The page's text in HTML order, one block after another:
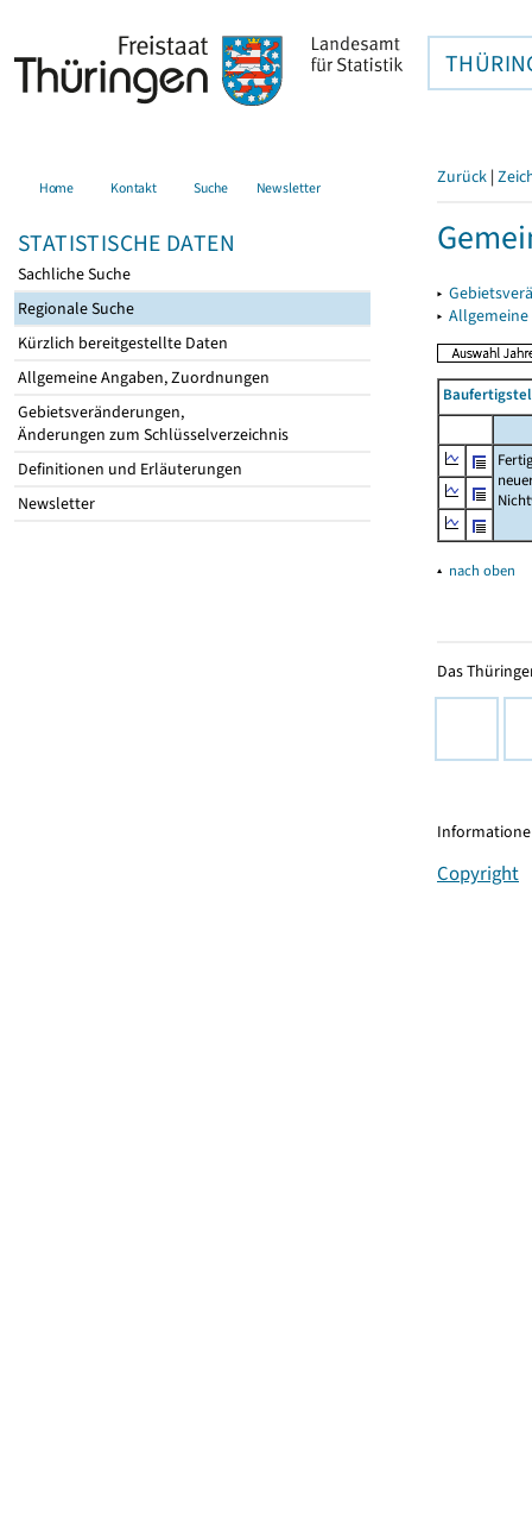
Home Kontakt Suche Newsletter
STATISTISCHE DATEN
Sachliche Suche
Regionale Suche
Kürzlich bereitgestellte Daten
Allgemeine Angaben, Zuordnungen
Gebietsveränderungen,
Änderungen zum Schlüsselverzeichnis
Definitionen und Erläuterungen
Newsletter
Zurück |
▸
▸
▴ nach oben
Das
Copyright